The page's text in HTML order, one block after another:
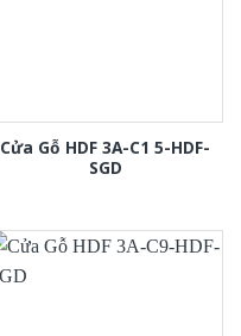
Cửa Gỗ HDF 3A-C1 5-HDF-
SGD